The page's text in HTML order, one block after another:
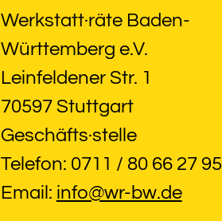
Werkstatt·räte Baden-
Württemberg e.V.
Leinfeldener Str. 1
70597 Stuttgart
Geschäfts·stelle
Telefon: 0711 / 80 66 27 95
Email: info@wr-bw.de